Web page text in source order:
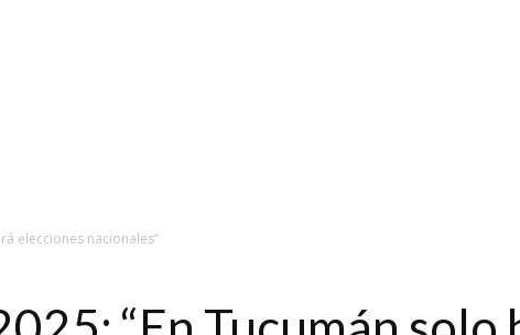
elecciones nacionales”